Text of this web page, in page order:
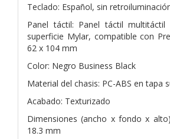
Teclado: Español, sin
Panel táctil: Panel táctil
superficie Mylar, compatible con
62 x 104 mm
Color: Negro Business Black
Material del chasis: PC-ABS en tapa
Acabado: Texturizado
Dimensiones (ancho x fondo x
18.3 mm